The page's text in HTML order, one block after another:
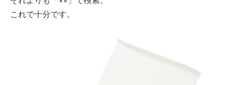
これで十分です。